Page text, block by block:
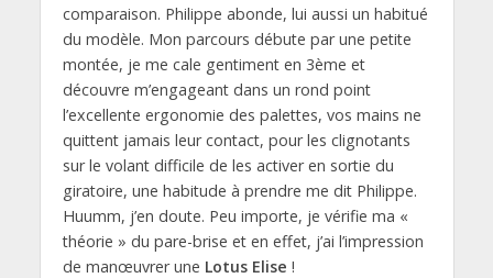
comparaison. Philippe abonde, lui aussi un habitué
du modèle. Mon parcours débute par une petite
montée, je me cale gentiment en 3ème et
découvre m’engageant dans un rond point
l’excellente ergonomie des palettes, vos mains ne
quittent jamais leur contact, pour les clignotants
sur le volant difficile de les activer en sortie du
giratoire, une habitude à prendre me dit Philippe.
Huumm, j’en doute. Peu importe, je vérifie ma «
théorie » du pare-brise et en effet, j’ai l’impression
de manœuvrer une Lotus Elise !